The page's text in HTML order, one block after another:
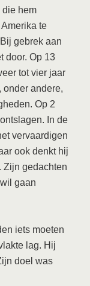
die hem
te
gebrek aan
door. Op 13
tot vier jaar
onder andere,
Op 2
In de
vervaardigen
ook denkt hij
Zijn gedachten
gaan
iets moeten
lag. Hij
doel was